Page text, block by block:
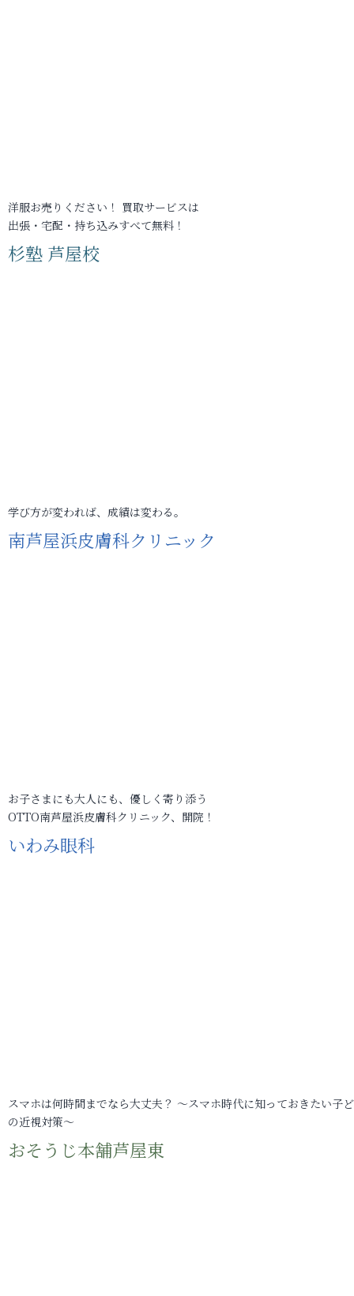
洋服お売りください！ 買取サービスは
出張・宅配・持ち込みすべて無料！
杉塾 芦屋校
学び方が変われば、成績は変わる。
南芦屋浜皮膚科クリニック
お子さまにも大人にも、優しく寄り添う
OTTO南芦屋浜皮膚科クリニック、開院！
いわみ眼科
スマホは何時間までなら大丈夫？ ～スマホ時代に知っておきたい子
の近視対策～
おそうじ本舗芦屋東